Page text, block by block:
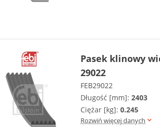
Pasek klinowy
29022
FEB29022
Długość [mm]: 2403
Ciężar [kg]: 0.245
Rozwiń więcej danych